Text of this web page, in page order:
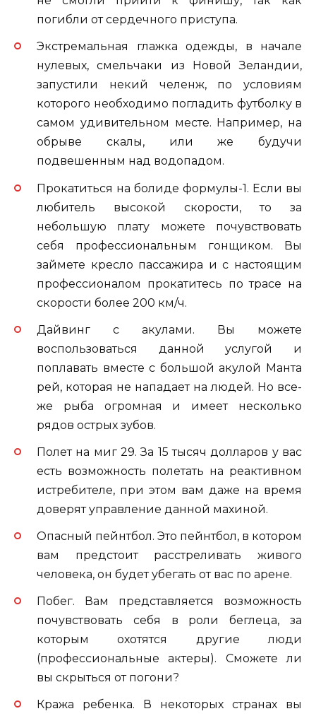
погибли от сердечного приступа.
Экстремальная глажка одежды, в начале
нулевых, смельчаки из Новой Зеландии,
запустили некий челенж, по условиям
которого необходимо погладить футболку в
самом удивительном месте. Например, на
обрыве скалы, или же будучи
подвешенным над водопадом.
Прокатиться на болиде формулы-1. Если вы
любитель высокой скорости, то за
небольшую плату можете почувствовать
себя профессиональным гонщиком. Вы
займете кресло пассажира и с настоящим
профессионалом прокатитесь по трасе на
скорости более 200 км/ч.
Дайвинг с акулами. Вы можете
воспользоваться данной услугой и
поплавать вместе с большой акулой Манта
рей, которая не нападает на людей. Но все-
же рыба огромная и имеет несколько
рядов острых зубов.
Полет на миг 29. За 15 тысяч долларов у вас
есть возможность полетать на реактивном
истребителе, при этом вам даже на время
доверят управление данной махиной.
Опасный пейнтбол. Это пейнтбол, в котором
вам предстоит расстреливать живого
человека, он будет убегать от вас по арене.
Побег. Вам представляется возможность
почувствовать себя в роли беглеца, за
которым охотятся другие люди
(профессиональные актеры). Сможете ли
вы скрыться от погони?
Кража ребенка. В некоторых странах вы